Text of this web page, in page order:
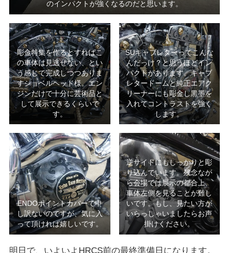
のインパクトが強くなるのだと思います。
彫金特集を作るとすればこ
の車体は見逃せない、とい
う感じで完成しつつありま
すショベルヘッド様。エン
ジンだけで十分に芸術品と
して展示できるくらいで
す。
SUキャブレターってこんな
んだっけ？と思うほどイン
パクトがあります。キャブ
レタードームと純正エアク
リーナーにも彫金し黒墨を
入れてコントラストを強く
します。
ENDOポイントカバーで申
し訳ないのですが、気に入
って頂ければ嬉しいです。
逆サイドにもしっかりと彫
り込んでいます。残念なが
ら会場では展示の都合上、
車体左側を見ることが難し
いです。もし、見たい方が
いらっしゃいましたらお声
掛けください。
明日で、いよいよHRCS前の最終準備日になります。